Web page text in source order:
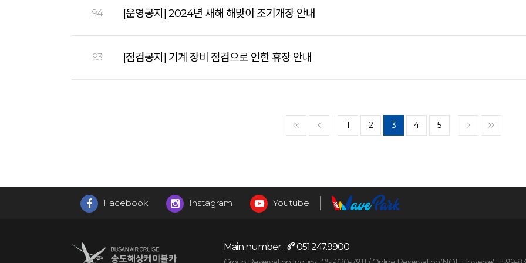
94 [운영공지] 2024년 새해 해맞이 조기개장 안내
93 [점검공지] 기계 장비 점검으로 인한 휴장 안내
<< < 1 2 3 4 5 > >>
Facebook Instagram Youtube
Main number : 051.247.9900